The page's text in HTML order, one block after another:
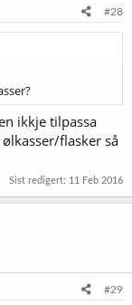
#28
ikkje tilpassa
flasker så
Sist redigert: 11 Feb 2016
#29